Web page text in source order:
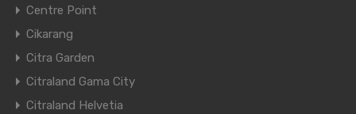
Centre Point
Cikarang
Citra Garden
Citraland Gama City
Citraland Helvetia